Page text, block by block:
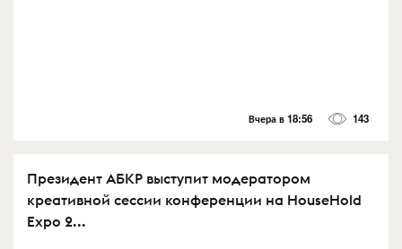
Вчера в 18:56 143
Президент АБКР выступит модератором
креативной сессии конференции на HouseHold
Expo 2...